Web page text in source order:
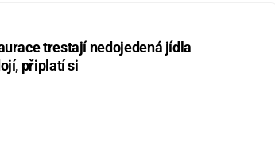
trestají nedojedená jídla
připlatí si